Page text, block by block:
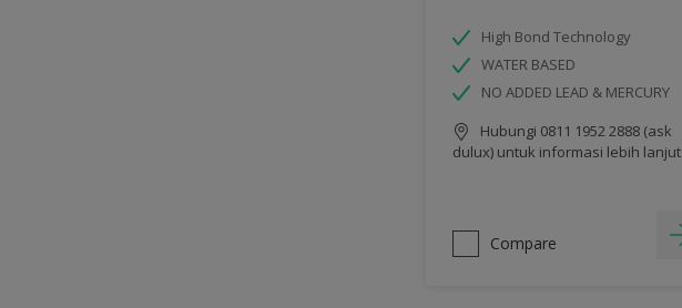
High Bond Technology
WATER BASED
NO ADDED LEAD & MERCURY
Hubungi 0811 1952 2888 (ask
dulux) untuk informasi lebih lanjut
Compare